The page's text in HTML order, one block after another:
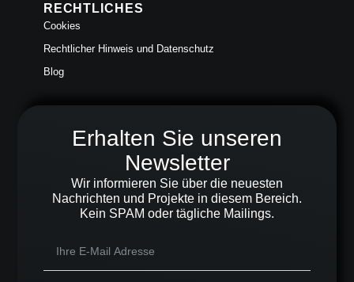
RECHTLICHES
Cookies
Rechtlicher Hinweis und Datenschutz
Blog
Erhalten Sie unseren
Newsletter
Wir informieren Sie über die neuesten
Nachrichten und Projekte in diesem Bereich.
Kein SPAM oder tägliche Mailings.